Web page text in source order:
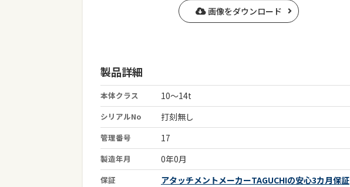
画像をダウンロード
製品詳細
本体クラス 10～14t
シリアルNo 打刻無し
管理番号 17
製造年月 0年0月
保証 アタッチメントメーカーTAGUCHIの安心3カ月保証